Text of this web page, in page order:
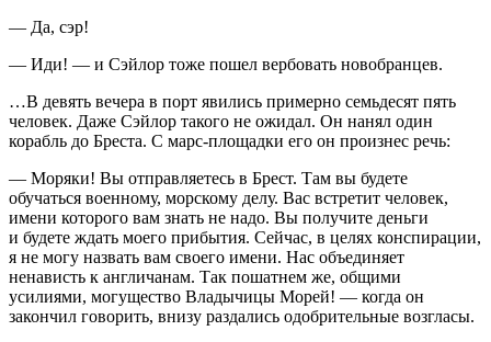
— Да, сэр!
— Иди! — и Сэйлор тоже пошел вербовать новобранцев.
…В девять вечера в порт явились примерно семьдесят пять
человек. Даже Сэйлор такого не ожидал. Он нанял один
корабль до Бреста. С марс-площадки его он произнес речь:
— Моряки! Вы отправляетесь в Брест. Там вы будете
обучаться военному, морскому делу. Вас встретит человек,
имени которого вам знать не надо. Вы получите деньги
и будете ждать моего прибытия. Сейчас, в целях конспирации,
я не могу назвать вам своего имени. Нас объединяет
ненависть к англичанам. Так пошатнем же, общими
усилиями, могущество Владычицы Морей! — когда он
закончил говорить, внизу раздались одобрительные возгласы.